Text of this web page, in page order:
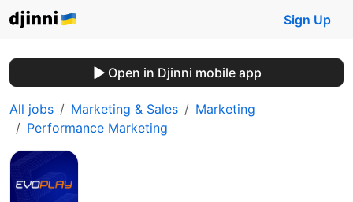
Sign Up
Open in Djinni mobile app
All jobs Marketing & Sales
Marketing
Performance Marketing